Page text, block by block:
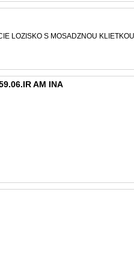
LOZISKO S MOSADZNOU KLIETKOU
AM INA